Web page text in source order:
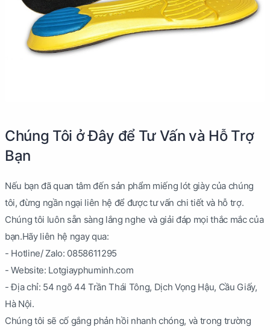
Chúng Tôi ở Đây để Tư Vấn và Hỗ Trợ
Bạn
Nếu bạn đã quan tâm đến sản phẩm miếng lót giày của chúng
tôi, đừng ngần ngại liên hệ để được tư vấn chi tiết và hỗ trợ.
Chúng tôi luôn sẵn sàng lắng nghe và giải đáp mọi thắc mắc của
bạn.Hãy liên hệ ngay qua:
- Hotline/ Zalo: 0858611295
- Website: Lotgiayphuminh.com
- Địa chỉ: 54 ngõ 44 Trần Thái Tông, Dịch Vọng Hậu, Cầu Giấy,
Hà Nội.
Chúng tôi sẽ cố gắng phản hồi nhanh chóng, và trong trường